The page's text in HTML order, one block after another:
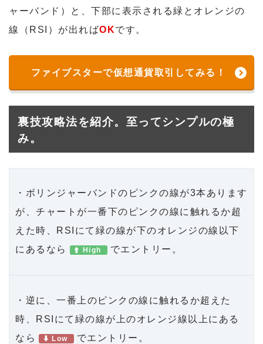
ャーバンド）と、下部に表示される緑とオレンジの
線（RSI）が出ればOKです。
ファイブスターで仮想通貨取引してみる！
裏技攻略法を紹介。至ってシンプルの極
み。
・ボリンジャーバンドのピンクの線が3本あります
が、チャートが一番下のピンクの線に触れるか超
えた時、RSIにて緑の線が下のオレンジの線以下
にあるなら
High でエントリー。
・逆に、一番上のピンクの線に触れるか超えた
時、RSIにて緑の線が上のオレンジ線以上にある
なら
Low でエントリー。